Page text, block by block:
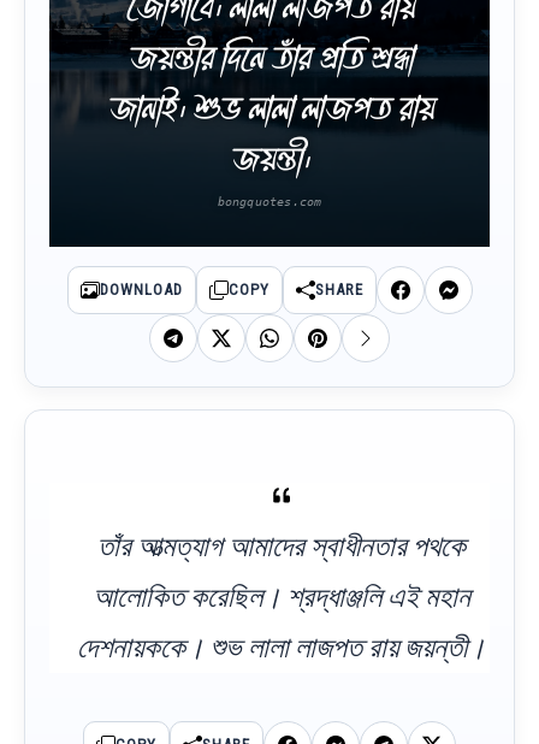
জয়ন্তীর দিনে তাঁর প্রতি শ্রদ্ধা
জানাই। শুভ লালা লাজপত রায়
জয়ন্তী।
DOWNLOAD COPY SHARE
তাঁর আত্মত্যাগ আমাদের স্বাধীনতার পথকে
আলোকিত করেছিল। শ্রদ্ধাঞ্জলি এই মহান
দেশনায়ককে। শুভ লালা লাজপত রায় জয়ন্তী।